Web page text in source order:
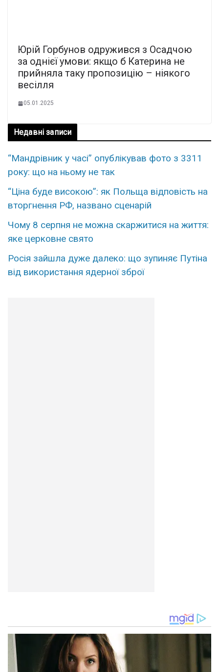
Юрій Горбунов одружився з Осадчою
за однієї умови: якщо б Катерина не
прийняла таку пропозицію – ніякого
весілля
05.01.2025
Недавні записи
“Мандрівник у часі” опублікував фото з 3311
року: що на ньому не так
“Ціна буде високою”: як Польща відповість на
вторгнення РФ, названо сценарій
Чому 8 серпня не можна скаржитися на життя:
яке церковне свято
Росія зайшла дуже далеко: що зупиняє Путіна
від використання ядерної зброї